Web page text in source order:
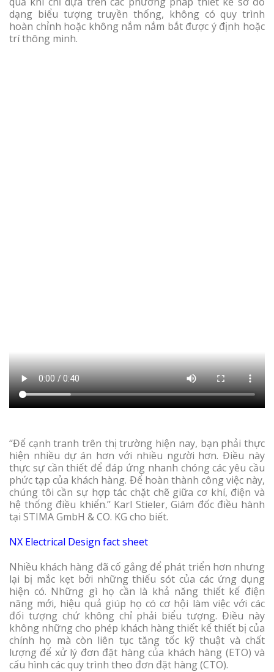
dạng biểu tượng truyền thống, không có quy trình
hoàn chỉnh hoặc không nắm nắm bắt được ý định hoặc
trí thông minh.
‘‘Để cạnh tranh trên thị trường hiện nay, bạn phải thực
hiện nhiều dự án hơn với nhiều người hơn. Điều này
thực sự cần thiết để đáp ứng nhanh chóng các yêu cầu
phức tạp của khách hàng. Để hoàn thành công việc này,
chúng tôi cần sự hợp tác chặt chẽ giữa cơ khí, điện và
hệ thống điều khiển.’’ Karl Stieler, Giám đốc điều hành
tại STIMA GmbH & CO. KG cho biết.
NX Electrical Design fact sheet
Nhiều khách hàng đã cố gắng để phát triển hơn nhưng
lại bị mắc kẹt bởi những thiếu sót của các ứng dụng
hiện có. Những gì họ cần là khả năng thiết kế điện
năng mới, hiệu quả giúp họ có cơ hội làm việc với các
đối tượng chứ không chỉ phải biểu tượng. Điều này
không những cho phép khách hàng thiết kế thiết bị của
chính họ mà còn liên tục tăng tốc kỹ thuật và chất
lượng để xử lý đơn đặt hàng của khách hàng (ETO) và
cấu hình các quy trình theo đơn đặt hàng (CTO).